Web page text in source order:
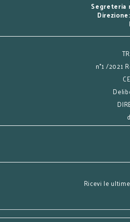
Segreteria
Direzione:
n°1 /2021
Ricevi le